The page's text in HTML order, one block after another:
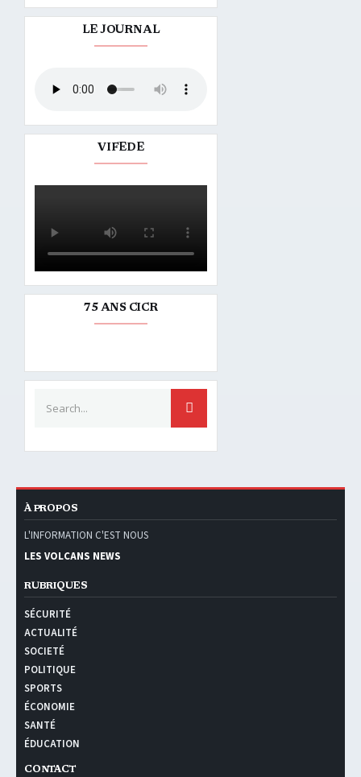
LE JOURNAL
VIFEDE
75 ANS CICR
SEARCH
À PROPOS
L'INFORMATION C'EST NOUS
LES VOLCANS NEWS
RUBRIQUES
SÉCURITÉ
ACTUALITÉ
SOCIETÉ
POLITIQUE
SPORTS
ÉCONOMIE
SANTÉ
ÉDUCATION
CONTACT